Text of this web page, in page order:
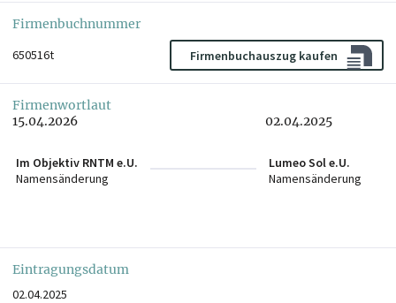
Firmenbuchnummer
650516t
Firmenbuchauszug kaufen
Firmenwortlaut
15.04.2026
Im Objektiv RNTM e.U.
Namensänderung
02.04.2025
Lumeo Sol e.U.
Namensänderung
Eintragungsdatum
02.04.2025